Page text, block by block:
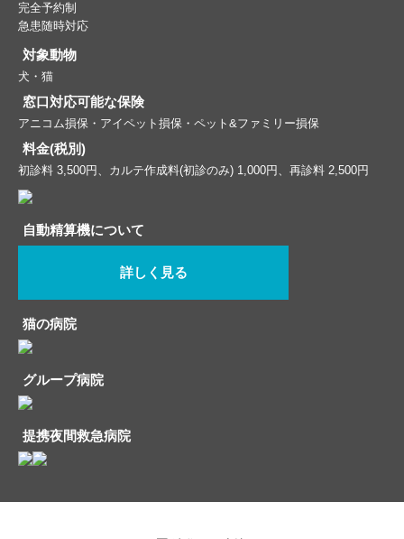
完全予約制
急患随時対応
対象動物
犬・猫
窓口対応可能な保険
アニコム損保・アイペット損保・ペット&ファミリー損保
料金(税別)
初診料 3,500円、カルテ作成料(初診のみ) 1,000円、再診料 2,500円
自動精算機について
詳しく見る
猫の病院
グループ病院
提携夜間救急病院